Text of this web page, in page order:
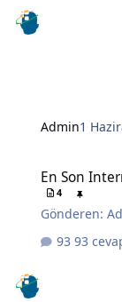
Admin1
En Son
4
Gönderen:
93